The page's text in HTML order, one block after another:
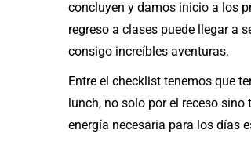
concluyen y damos inicio a los
regreso a clases puede llegar a
consigo increíbles aventuras.
Entre el checklist tenemos que
lunch, no solo por el receso
energía necesaria para los días